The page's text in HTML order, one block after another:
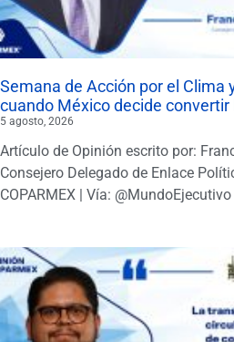
Semana de Acción por el Clima
cuando México decide convertir
5 agosto, 2026
Artículo de Opinión escrito por:
Consejero Delegado de Enlace
COPARMEX | Vía: